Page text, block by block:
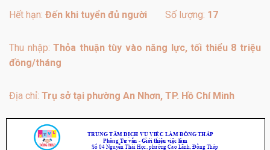
Hết hạn: Đến khi tuyển đủ người Số lượng: 17
Thu nhập:Thỏa thuận tùy vào năng lực, tối thiểu 8 triệu
đồng/tháng
Địa chỉ: Trụ sở tại phường An Nhơn, TP. Hồ Chí Minh